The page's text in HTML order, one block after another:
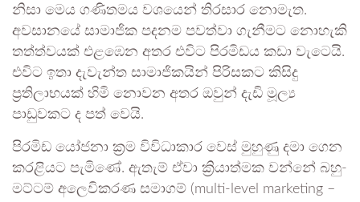
නිසා මෙය ගණිතමය වශයෙන් තිරසාර නොමැත.
අවසානයේ සාමාජික පදනම පවත්වා ගැනීමට නොහැකි
තත්ත්වයක් එළඹෙන අතර එවිට පිරමිඩය කඩා වැටෙයි.
එවිට ඉතා දැවැන්ත සාමාජිකයින් පිරිසකට කිසිදු
ප්‍රතිලාභයක් හිමි නොවන අතර ඔවුන් දැඩි මූල්‍ය
පාඩුවකට ද පත් වෙයි.
පිරමිඩ යෝජනා ක්‍රම විවිධාකාර වෙස් මුහුණු දමා ගෙන
කරළියට පැමිණේ. ඇතැම් ඒවා ක්‍රියාත්මක වන්නේ බහු-
මට්ටම් අලෙවිකරණ සමාගම් (multi-level marketing –